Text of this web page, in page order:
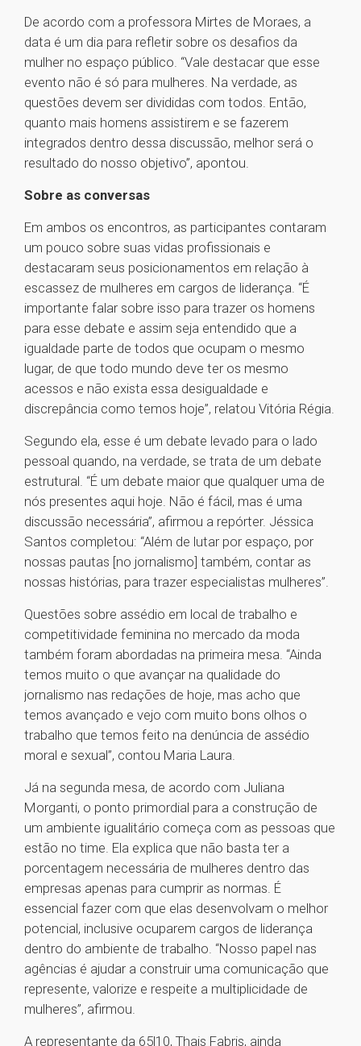
De acordo com a professora Mirtes de Moraes, a
data é um dia para refletir sobre os desafios da
mulher no espaço público. “Vale destacar que esse
evento não é só para mulheres. Na verdade, as
questões devem ser divididas com todos. Então,
quanto mais homens assistirem e se fazerem
integrados dentro dessa discussão, melhor será o
resultado do nosso objetivo”, apontou.
Sobre as conversas
Em ambos os encontros, as participantes contaram
um pouco sobre suas vidas profissionais e
destacaram seus posicionamentos em relação à
escassez de mulheres em cargos de liderança. “É
importante falar sobre isso para trazer os homens
para esse debate e assim seja entendido que a
igualdade parte de todos que ocupam o mesmo
lugar, de que todo mundo deve ter os mesmo
acessos e não exista essa desigualdade e
discrepância como temos hoje”, relatou Vitória Régia.
Segundo ela, esse é um debate levado para o lado
pessoal quando, na verdade, se trata de um debate
estrutural. “É um debate maior que qualquer uma de
nós presentes aqui hoje. Não é fácil, mas é uma
discussão necessária”, afirmou a repórter. Jéssica
Santos completou: “Além de lutar por espaço, por
nossas pautas [no jornalismo] também, contar as
nossas histórias, para trazer especialistas mulheres”.
Questões sobre assédio em local de trabalho e
competitividade feminina no mercado da moda
também foram abordadas na primeira mesa. “Ainda
temos muito o que avançar na qualidade do
jornalismo nas redações de hoje, mas acho que
temos avançado e vejo com muito bons olhos o
trabalho que temos feito na denúncia de assédio
moral e sexual”, contou Maria Laura.
Já na segunda mesa, de acordo com Juliana
Morganti, o ponto primordial para a construção de
um ambiente igualitário começa com as pessoas que
estão no time. Ela explica que não basta ter a
porcentagem necessária de mulheres dentro das
empresas apenas para cumprir as normas. É
essencial fazer com que elas desenvolvam o melhor
potencial, inclusive ocuparem cargos de liderança
dentro do ambiente de trabalho. “Nosso papel nas
agências é ajudar a construir uma comunicação que
represente, valorize e respeite a multiplicidade de
mulheres”, afirmou.
A representante da 65|10, Thais Fabris, ainda